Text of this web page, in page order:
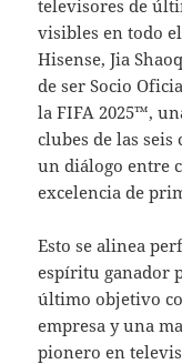
televisores de
visibles en todo
Hisense, Jia
de ser Socio
la FIFA 2025™,
clubes de las
un diálogo entre
excelencia de
Esto se alinea
espíritu ganador
último objetivo
empresa y una
pionero en